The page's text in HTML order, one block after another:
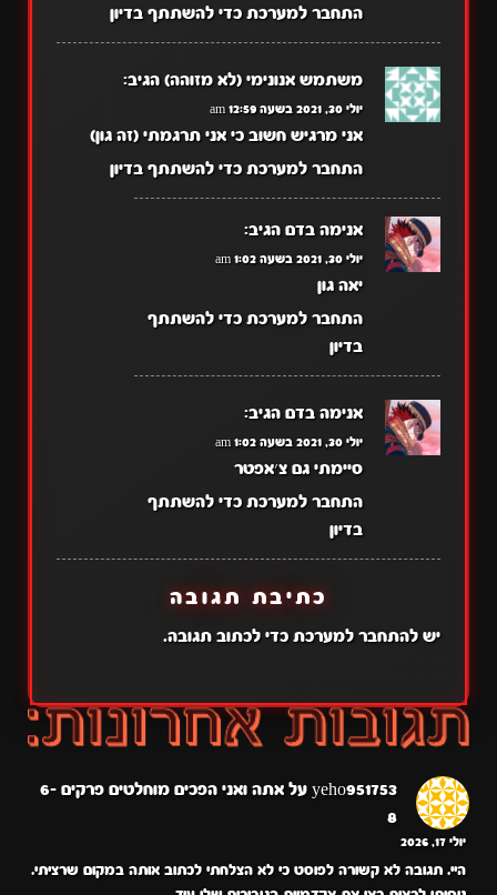
התחבר למערכת כדי להשתתף בדיון
משתמש אנונימי (לא מזוהה) הגיב:
יולי 30, 2021 בשעה 12:59 am
אני מרגיש חשוב כי אני תרגמתי (זה גון)
התחבר למערכת כדי להשתתף בדיון
אנימה בדם הגיב:
יולי 30, 2021 בשעה 1:02 am
יאה גון
התחבר למערכת כדי להשתתף
בדיון
אנימה בדם הגיב:
יולי 30, 2021 בשעה 1:02 am
סיימתי גם צ׳אפטר
התחבר למערכת כדי להשתתף
בדיון
כתיבת תגובה
יש להתחבר למערכתכדי לכתוב תגובה.
yeho951753 על
אתה ואני הפכים מוחלטים פרקים 6-
8
יולי 17, 2026
היי. תגובה לא קשורה לפוסט כי לא הצלחתי לכתוב אותה במקום שרציתי.